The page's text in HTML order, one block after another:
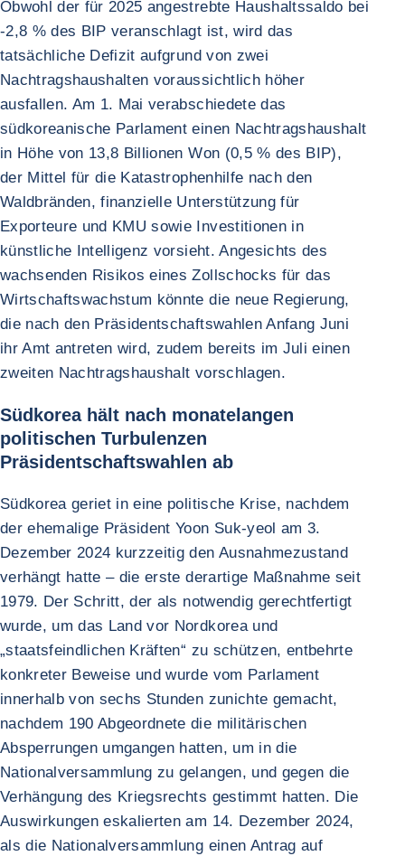
Obwohl der für 2025 angestrebte Haushaltssaldo bei
-2,8 % des BIP veranschlagt ist, wird das
tatsächliche Defizit aufgrund von zwei
Nachtragshaushalten voraussichtlich höher
ausfallen. Am 1. Mai verabschiedete das
südkoreanische Parlament einen Nachtragshaushalt
in Höhe von 13,8 Billionen Won (0,5 % des BIP),
der Mittel für die Katastrophenhilfe nach den
Waldbränden, finanzielle Unterstützung für
Exporteure und KMU sowie Investitionen in
künstliche Intelligenz vorsieht. Angesichts des
wachsenden Risikos eines Zollschocks für das
Wirtschaftswachstum könnte die neue Regierung,
die nach den Präsidentschaftswahlen Anfang Juni
ihr Amt antreten wird, zudem bereits im Juli einen
zweiten Nachtragshaushalt vorschlagen.
Südkorea hält nach monatelangen
politischen Turbulenzen
Präsidentschaftswahlen ab
Südkorea geriet in eine politische Krise, nachdem
der ehemalige Präsident Yoon Suk-yeol am 3.
Dezember 2024 kurzzeitig den Ausnahmezustand
verhängt hatte – die erste derartige Maßnahme seit
1979. Der Schritt, der als notwendig gerechtfertigt
wurde, um das Land vor Nordkorea und
„staatsfeindlichen Kräften“ zu schützen, entbehrte
konkreter Beweise und wurde vom Parlament
innerhalb von sechs Stunden zunichte gemacht,
nachdem 190 Abgeordnete die militärischen
Absperrungen umgangen hatten, um in die
Nationalversammlung zu gelangen, und gegen die
Verhängung des Kriegsrechts gestimmt hatten. Die
Auswirkungen eskalierten am 14. Dezember 2024,
als die Nationalversammlung einen Antrag auf